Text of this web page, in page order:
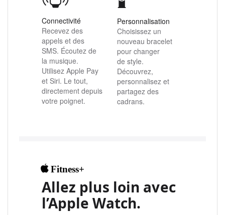
Connectivité
Recevez des
appels et des
SMS. Écoutez de
la musique.
Utilisez Apple Pay
et Siri. Le tout,
directement depuis
votre poignet.
Personnalisation
Choisissez un
nouveau bracelet
pour changer
de style.
Découvrez,
personnalisez et
partagez des
cadrans.
Fitness+
Allez plus loin avec
l’Apple Watch.